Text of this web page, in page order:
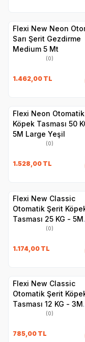
Flexi New Neon
Sarı Şerit Gezdirme
Medium 5 Mt
(0)
1.462,00 TL
Flexi Neon
Köpek Tasması 50
5M Large Yeşil
(0)
1.528,00 TL
Flexi New Classic
Otomatik Şerit
Tasması 25 KG - 5M
Medium Mavi
(0)
1.174,00 TL
Flexi New Classic
Otomatik Şerit
Tasması 12 KG - 3M
XSmall Pembe
(0)
785,00 TL